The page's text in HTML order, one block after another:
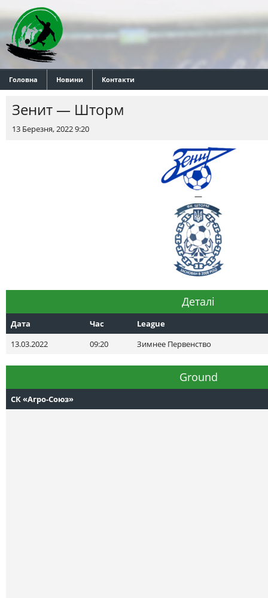
Головна Новини Контакти
Зенит — Шторм
13 Березня, 2022 9:20
—
Деталі
Дата Час
League
13.03.2022
09:20 Зимнее Первенство
Ground
СК «Агро-Союз»